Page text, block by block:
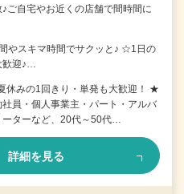
自宅やお近くの店舗で間時間に
やスキマ時間でサクッと♪ ☆1日の
迎♪…
休みの1回きり・単発も大歓迎！ ★
員・個人事業主・パート・アルバ
ターなど、20代～50代…
詳細を見る